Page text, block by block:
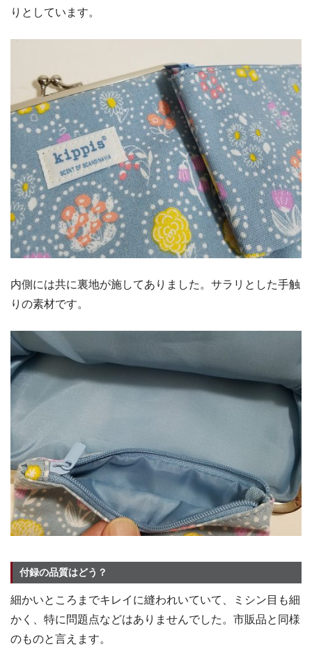
りとしています。
内側には共に裏地が施してありました。サラリとした手触
りの素材です。
付録の品質はどう？
細かいところまでキレイに縫われいていて、ミシン目も細
かく、特に問題点などはありませんでした。市販品と同様
のものと言えます。